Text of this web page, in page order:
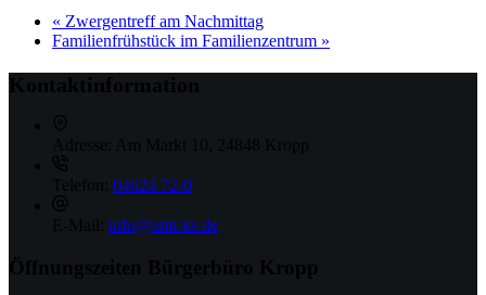
« Zwergentreff am Nachmittag
Familienfrühstück im Familienzentrum »
Kontaktinformation
Adresse: Am Markt 10, 24848 Kropp
Telefon: 04624 72-0
E-Mail: info@amt-ks.de
Öffnungszeiten Bürgerbüro Kropp